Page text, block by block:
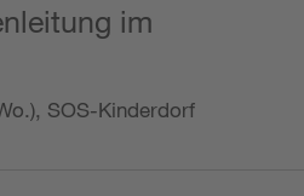
im
SOS-Kinderdorf